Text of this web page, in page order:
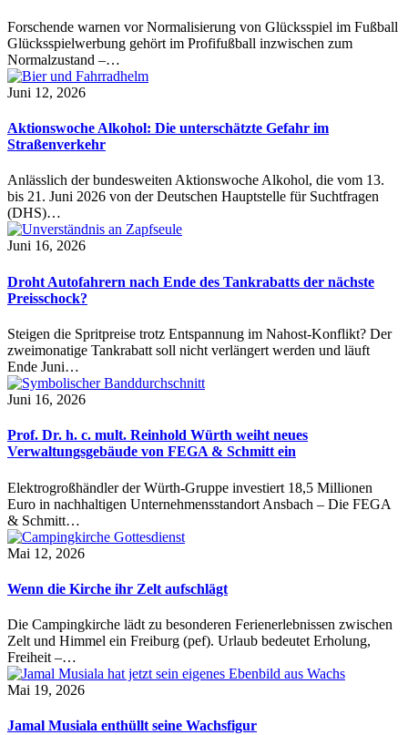
Forschende warnen vor Normalisierung von Glücksspiel im Fußball
Glücksspielwerbung gehört im Profifußball inzwischen zum
Normalzustand –…
Juni 12, 2026
Aktionswoche Alkohol: Die unterschätzte Gefahr im
Straßenverkehr
Anlässlich der bundesweiten Aktionswoche Alkohol, die vom 13.
bis 21. Juni 2026 von der Deutschen Hauptstelle für Suchtfragen
(DHS)…
Juni 16, 2026
Droht Autofahrern nach Ende des Tankrabatts der nächste
Preisschock?
Steigen die Spritpreise trotz Entspannung im Nahost-Konflikt? Der
zweimonatige Tankrabatt soll nicht verlängert werden und läuft
Ende Juni…
Juni 16, 2026
Prof. Dr. h. c. mult. Reinhold Würth weiht neues
Verwaltungsgebäude von FEGA & Schmitt ein
Elektrogroßhändler der Würth-Gruppe investiert 18,5 Millionen
Euro in nachhaltigen Unternehmensstandort Ansbach – Die FEGA
& Schmitt…
Mai 12, 2026
Wenn die Kirche ihr Zelt aufschlägt
Die Campingkirche lädt zu besonderen Ferienerlebnissen zwischen
Zelt und Himmel ein Freiburg (pef). Urlaub bedeutet Erholung,
Freiheit –…
Mai 19, 2026
Jamal Musiala enthüllt seine Wachsfigur